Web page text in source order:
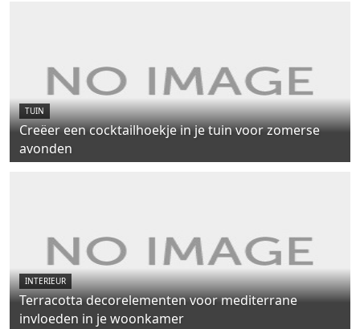
TUIN
Creëer een cocktailhoekje in je tuin voor zomerse
avonden
INTERIEUR
Terracotta decorelementen voor mediterrane
invloeden in je woonkamer